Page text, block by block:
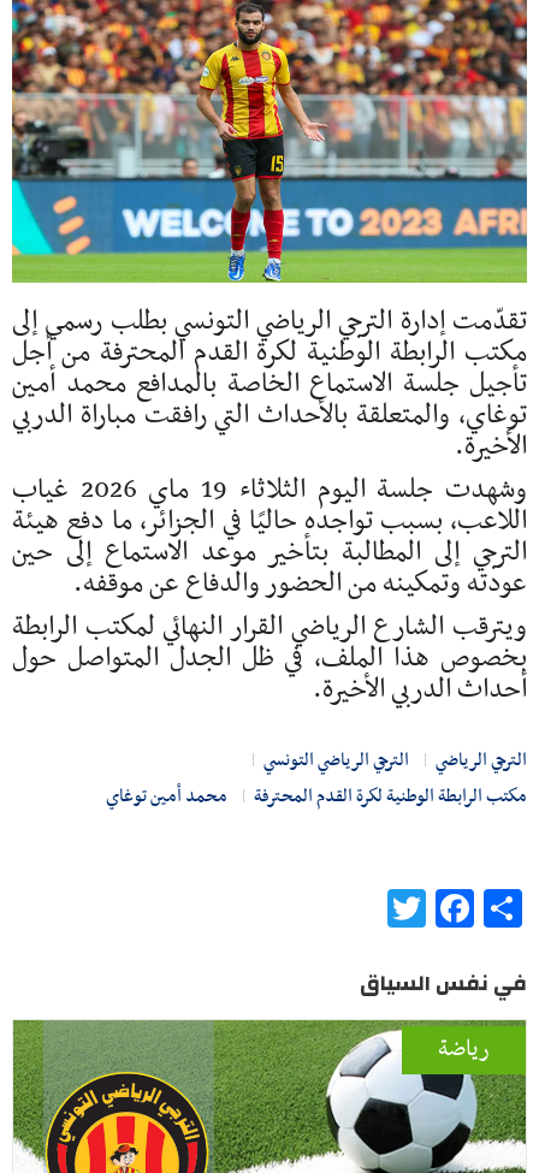
تقدّمت إدارة الترجي الرياضي التونسي بطلب رسمي إلى
مكتب الرابطة الوطنية لكرة القدم المحترفة من أجل
تأجيل جلسة الاستماع الخاصة بالمدافع محمد أمين
توغاي، والمتعلقة بالأحداث التي رافقت مباراة الدربي
الأخيرة.
وشهدت جلسة اليوم الثلاثاء 19 ماي 2026 غياب
اللاعب، بسبب تواجده حاليًا في الجزائر، ما دفع هيئة
الترجي إلى المطالبة بتأخير موعد الاستماع إلى حين
عودته وتمكينه من الحضور والدفاع عن موقفه.
ويترقب الشارع الرياضي القرار النهائي لمكتب الرابطة
بخصوص هذا الملف، في ظل الجدل المتواصل حول
أحداث الدربي الأخيرة.
الترجي الرياضي
الترجي الرياضي التونسي
مكتب الرابطة الوطنية لكرة القدم المحترفة
محمد أمين توغاي
Share
Facebook
في نفس السياق
رياضة